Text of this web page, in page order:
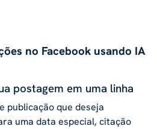
no Facebook usando IA
postagem em uma linha
publicação que deseja
uma data especial, citação